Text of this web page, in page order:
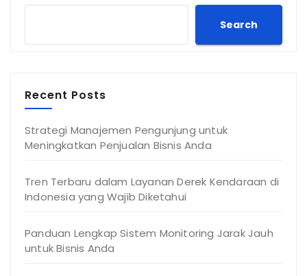
Search
Recent Posts
Strategi Manajemen Pengunjung untuk
Meningkatkan Penjualan Bisnis Anda
Tren Terbaru dalam Layanan Derek Kendaraan di
Indonesia yang Wajib Diketahui
Panduan Lengkap Sistem Monitoring Jarak Jauh
untuk Bisnis Anda